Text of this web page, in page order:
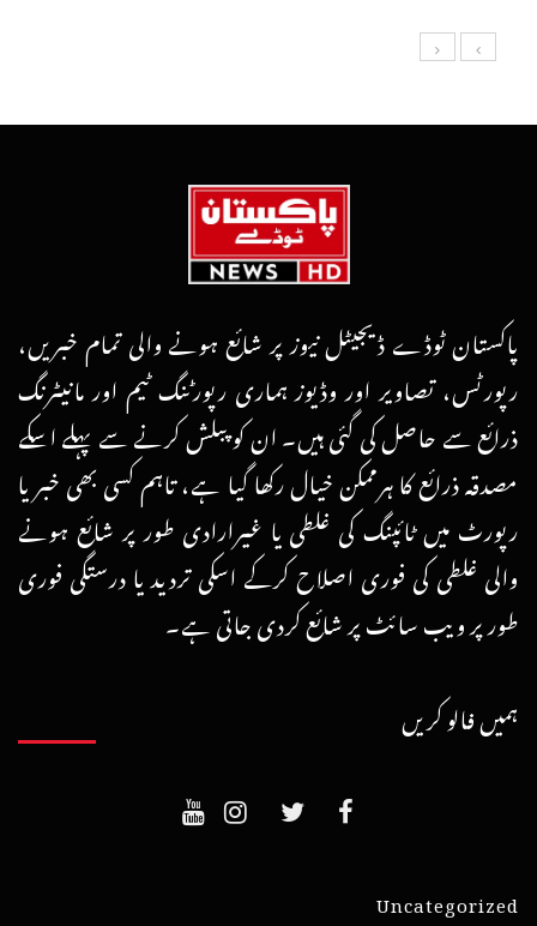
پاکستان ٹوڈے ڈیجیٹل نیوز پر شائع ہونے والی تمام خبریں،
رپورٹس، تصاویر اور وڈیوز ہماری رپورٹنگ ٹیم اور مانیٹرنگ
ذرائع سے حاصل کی گئی ہیں۔ ان کو پبلش کرنے سے پہلے اسکے
مصدقہ ذرائع کا ہرممکن خیال رکھا گیا ہے، تاہم کسی بھی خبر یا
رپورٹ میں ٹائپنگ کی غلطی یا غیرارادی طور پر شائع ہونے
والی غلطی کی فوری اصلاح کرکے اسکی تردید یا درستگی فوری
طور پر ویب سائٹ پر شائع کردی جاتی ہے۔
ہمیں فالو کریں
Uncategorized